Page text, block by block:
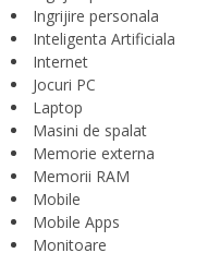
Ingrijire personala
Inteligenta Artificiala
Internet
Jocuri PC
Laptop
Masini de spalat
Memorie externa
Memorii RAM
Mobile
Mobile Apps
Monitoare